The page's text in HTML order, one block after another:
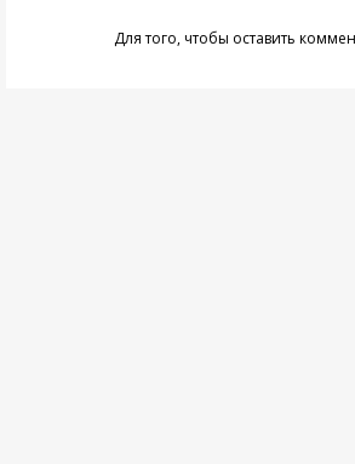
Для того, чтобы оставить